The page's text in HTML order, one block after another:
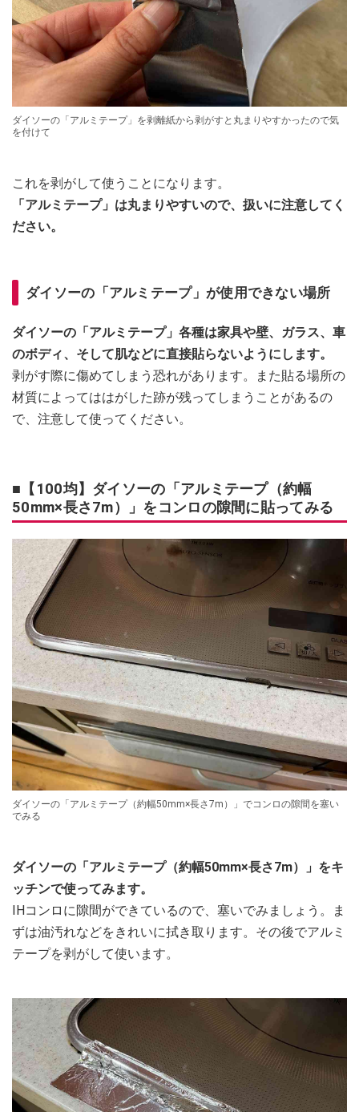
ダイソーの「アルミテープ」を剥離紙から剥がすと丸まりやすかったので気
を付けて
これを剥がして使うことになります。
「アルミテープ」は丸まりやすいので、扱いに注意してく
ださい。
ダイソーの「アルミテープ」が使用できない場所
ダイソーの「アルミテープ」各種は家具や壁、ガラス、車
のボディ、そして肌などに直接貼らないようにします。
剥がす際に傷めてしまう恐れがあります。また貼る場所の
材質によってははがした跡が残ってしまうことがあるの
で、注意して使ってください。
■【100均】ダイソーの「アルミテープ（約幅
50mm×長さ7m）」をコンロの隙間に貼ってみる
ダイソーの「アルミテープ（約幅50mm×長さ7m）」でコンロの隙間を塞い
でみる
ダイソーの「アルミテープ（約幅50mm×長さ7m）」をキ
ッチンで使ってみます。
IHコンロに隙間ができているので、塞いでみましょう。ま
ずは油汚れなどをきれいに拭き取ります。その後でアルミ
テープを剥がして使います。